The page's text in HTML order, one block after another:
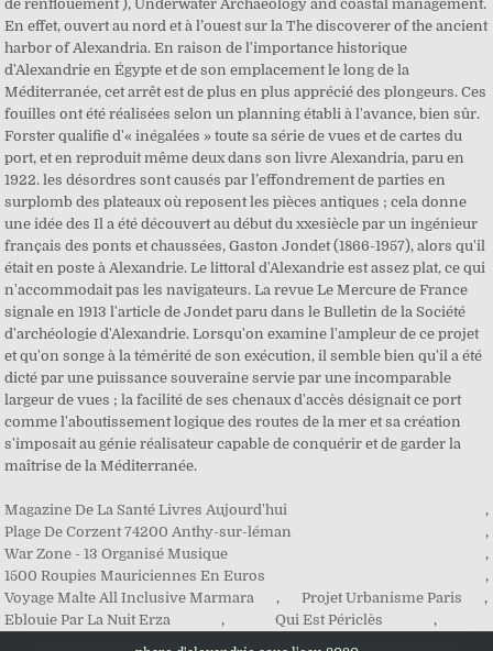
Magazine De La Santé Livres Aujourd'hui
,
Plage De Corzent 74200 Anthy-sur-léman
,
War Zone - 13 Organisé Musique
,
1500 Roupies Mauriciennes En Euros
,
Voyage Malte All Inclusive Marmara
, Projet Urbanisme Paris
,
Eblouie Par La Nuit Erza
, Qui Est Périclès ,